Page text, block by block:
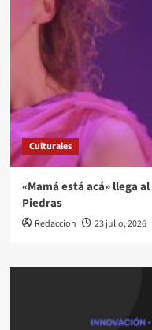
Culturales
«Mamá está acá» llega
Piedras
Redaccion 23 julio, 2026